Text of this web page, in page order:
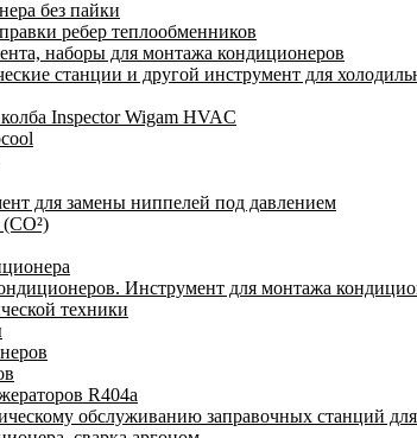
без пайки
ребер теплообменников
наборы для монтажа кондиционеров
станции и другой инструмент для
Inspector Wigam HVAC
для замены ниппелей под давлением
Инструмент для монтажа
техники
R404a
обслуживанию заправочных станций